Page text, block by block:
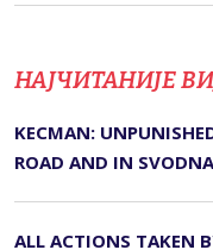
НАЈЧИТАНИЈЕ
KECMAN:
ROAD AND IN
ALL ACTIONS TAKEN